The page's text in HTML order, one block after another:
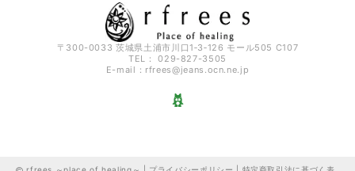
〒300-0033 茨城県土浦市川口1‐3‐126 モール505 C107
TEL： 029-827-3505
E-mail： rfrees@jeans.ocn.ne.jp